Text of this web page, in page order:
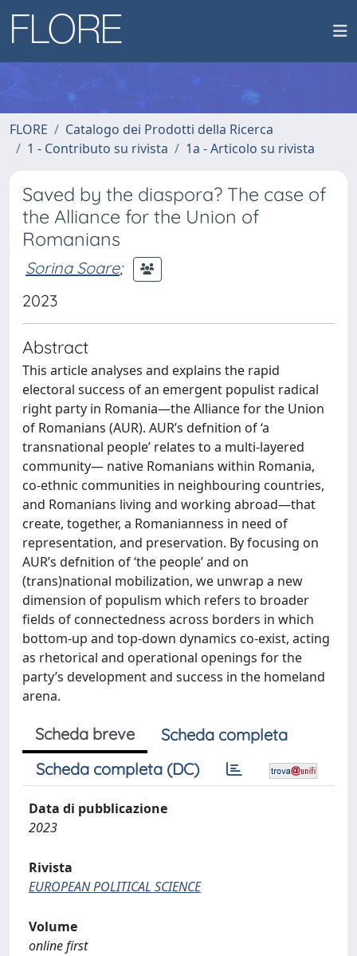
FLORE
Catalogo dei Prodotti della Ricerca
1 - Contributo su rivista
1a - Articolo su rivista
Saved by the diaspora? The case of
the Alliance for the Union of
Romanians
Sorina Soare;
2023
Abstract
This article analyses and explains the rapid
electoral success of an emergent populist radical
right party in Romania—the Alliance for the Union
of Romanians (AUR). AUR’s defnition of ‘a
transnational people’ relates to a multi-layered
community— native Romanians within Romania,
co-ethnic communities in neighbouring countries,
and Romanians living and working abroad—that
create, together, a Romanianness in need of
representation, and preservation. By focusing on
AUR’s defnition of ‘the people’ and on
(trans)national mobilization, we unwrap a new
dimension of populism which refers to broader
fields of connectedness across borders in which
bottom-up and top-down dynamics co-exist, acting
as rhetorical and operational openings for the
party’s development and success in the homeland
arena.
Scheda breve
Scheda completa
Scheda completa (DC)
Data di pubblicazione
2023
Rivista
EUROPEAN POLITICAL SCIENCE
Volume
online first